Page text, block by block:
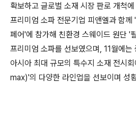
확보하고 글로벌 소재 시장 판로 개척
프리미엄 소파 전문기업 피앤엘과 함
페어'에 참가해 친환경 스웨이드 원단 '
프리미엄 소파를 선보였으며, 11월에는
아시아 최대 규모의 특수지 소재 전시
max)'의 다양한 라인업을 선보이며 성